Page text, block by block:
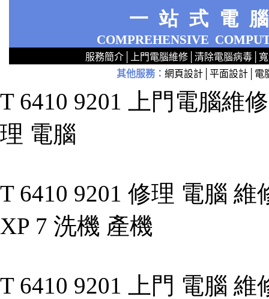
一站式電
COMPREHENSIVE
服務簡介 上門電腦維修 清除電腦病毒
其他服務： 網頁設計│ 平面設計│ 電
T 6410 9201 上門電腦維
理 電腦
T 6410 9201 修理 電腦
XP 7 洗機 產機
T 6410 9201 上門 電腦